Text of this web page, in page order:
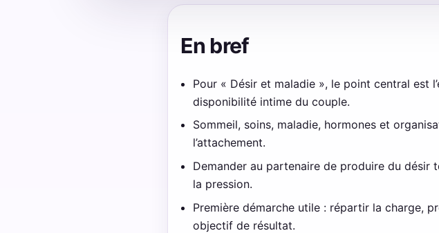
En bref
Pour « Désir et maladie », le point central est
disponibilité intime du couple.
Sommeil, soins, maladie, hormones et
l’attachement.
Demander au partenaire de produire du désir
la pression.
Première démarche utile : répartir la charge,
objectif de résultat.